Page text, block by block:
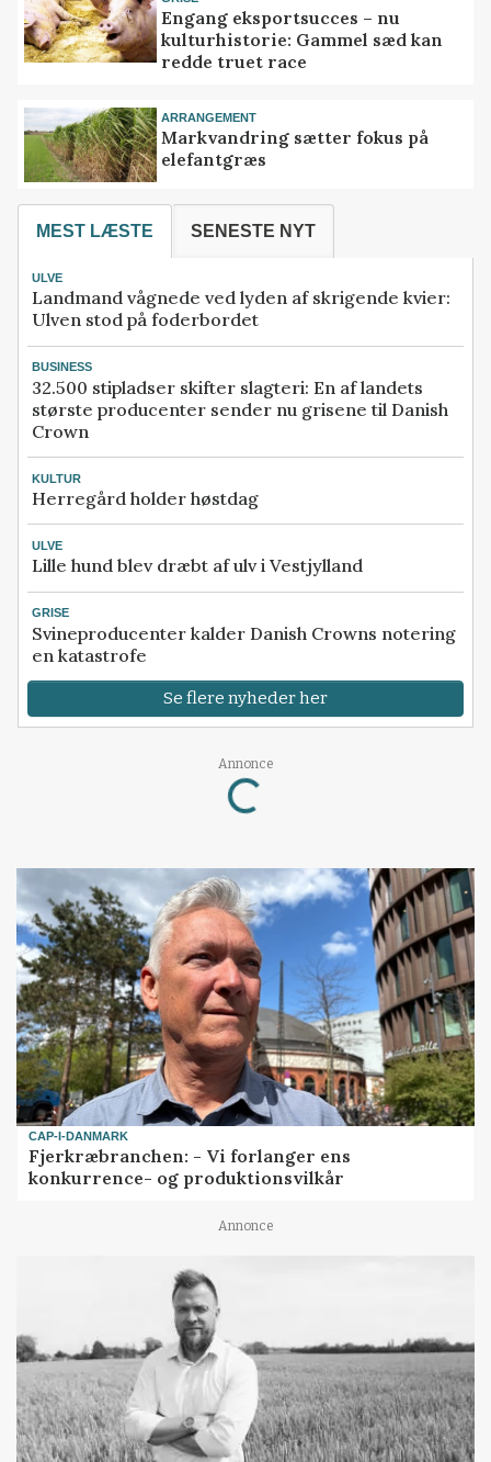
Engang eksportsucces – nu
kulturhistorie: Gammel sæd kan
redde truet race
ARRANGEMENT
Markvandring sætter fokus på
elefantgræs
MEST LÆSTE SENESTE NYT
ULVE
Landmand vågnede ved lyden af skrigende kvier:
Ulven stod på foderbordet
BUSINESS
32.500 stipladser skifter slagteri: En af landets
største producenter sender nu grisene til Danish
Crown
KULTUR
Herregård holder høstdag
ULVE
Lille hund blev dræbt af ulv i Vestjylland
GRISE
Svineproducenter kalder Danish Crowns notering
en katastrofe
Se flere nyheder her
Annonce
Loading...
CAP-I-DANMARK
Fjerkræbranchen: - Vi forlanger ens
konkurrence- og produktionsvilkår
Annonce